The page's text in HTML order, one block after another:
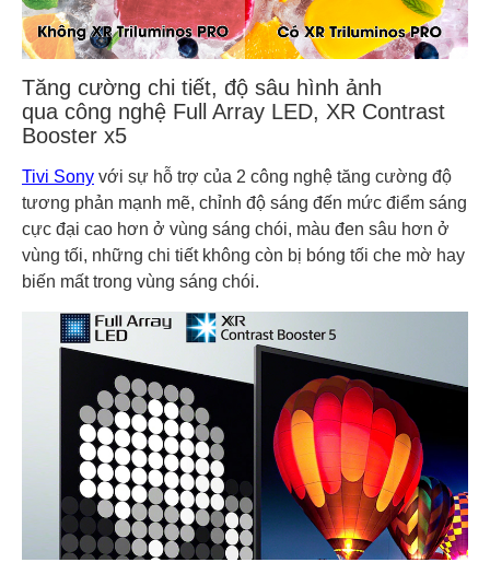
Tăng cường chi tiết, độ sâu hình ảnh
qua công nghệ Full Array LED, XR Contrast
Booster x5
Tivi Sony với sự hỗ trợ của 2 công nghệ tăng cường độ
tương phản mạnh mẽ, chỉnh độ sáng đến mức điểm sáng
cực đại cao hơn ở vùng sáng chói, màu đen sâu hơn ở
vùng tối, những chi tiết không còn bị bóng tối che mờ hay
biến mất trong vùng sáng chói.